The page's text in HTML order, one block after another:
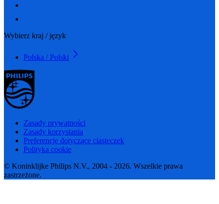
Wybierz kraj / język
Polska / Polski
Zasady prywatności
Zasady korzystania
Preferencje dotyczące ciasteczek
Polityka cookie
© Koninklijke Philips N.V., 2004 - 2026. Wszelkie prawa
zastrzeżone.